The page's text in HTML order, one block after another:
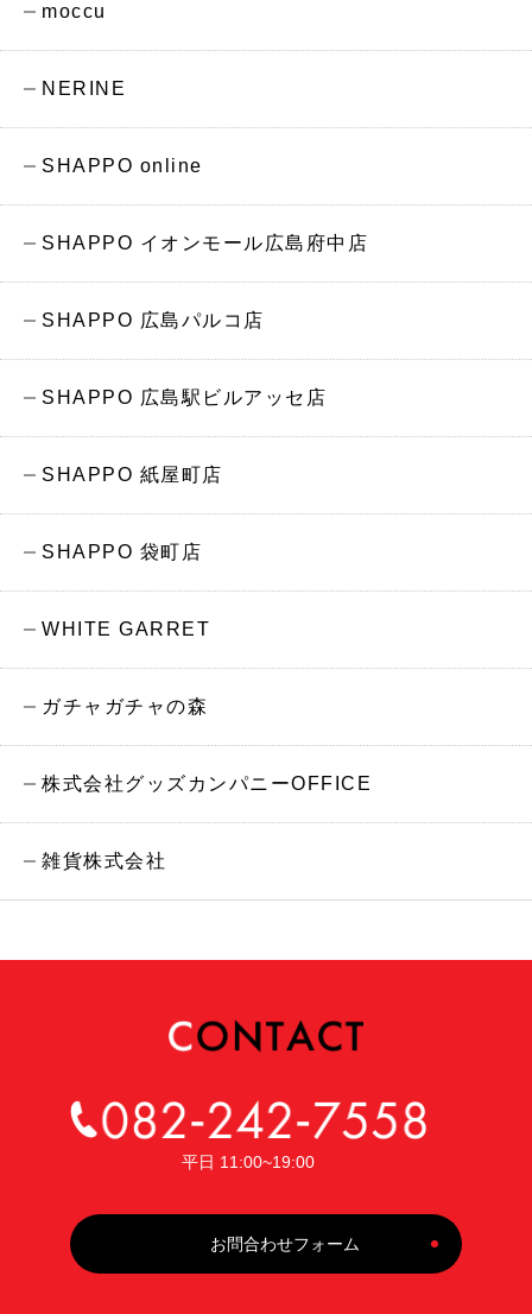
moccu
NERINE
SHAPPO online
SHAPPO イオンモール広島府中店
SHAPPO 広島パルコ店
SHAPPO 広島駅ビルアッセ店
SHAPPO 紙屋町店
SHAPPO 袋町店
WHITE GARRET
ガチャガチャの森
株式会社グッズカンパニーOFFICE
雑貨株式会社
平日 11:00~19:00
お問合わせフォーム